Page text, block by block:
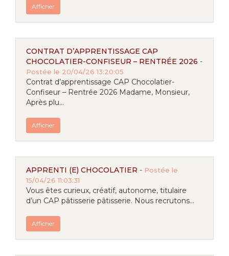
Afficher
CONTRAT D’APPRENTISSAGE CAP
CHOCOLATIER-CONFISEUR – RENTRÉE 2026 -
Postée le 20/04/26 13:20:05
Contrat d’apprentissage CAP Chocolatier-
Confiseur – Rentrée 2026 Madame, Monsieur,
Après plu...
Afficher
APPRENTI (E) CHOCOLATIER - Postée le
15/04/26 11:03:31
Vous êtes curieux, créatif, autonome, titulaire
d’un CAP pâtisserie pâtisserie. Nous recrutons...
Afficher